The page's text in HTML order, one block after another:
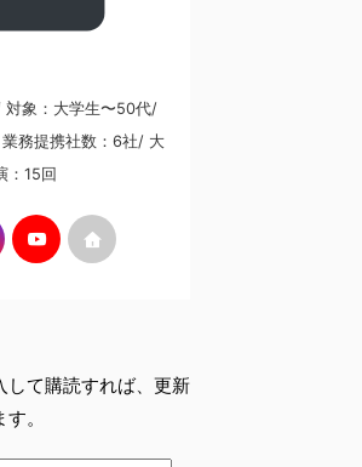
対象：大学生〜50代/
務提携社数：6社/ 大
：15回
して購読すれば、更新
。